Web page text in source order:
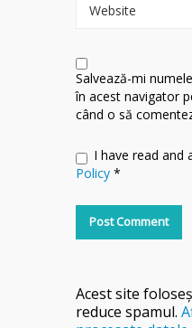
Website
Salvează-mi
în acest navigator
când o să
I have read and
Policy *
Acest site
reduce spamul.